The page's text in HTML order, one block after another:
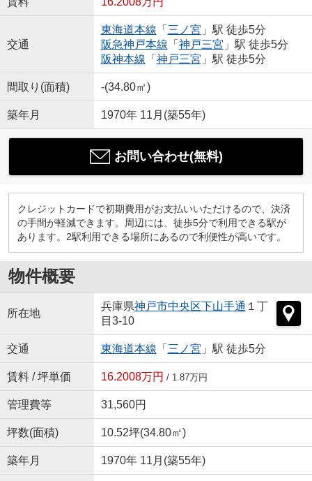
交通
東海道本線 「 三ノ宮 」駅 徒歩5分
阪急神戸本線 「 神戸三宮 」駅 徒歩5分
阪神本線 「 神戸三宮 」駅 徒歩5分
間取り(面積) -(34.80㎡)
築年月 1970年 11月(築55年)
お問い合わせ(無料)
クレジットカードで初期費用がお支払いいただけるので、決済
の手間が軽減できます。周辺には、徒歩5分で利用できる駅が
あります。2駅利用できる場所にあるので利便性が高いです。
物件概要
所在地
兵庫県神戸市中央区下山手通 １丁
目3-10
交通 東海道本線 「 三ノ宮 」駅 徒歩5分
賃料 / 坪単価 16.2008万円 / 1.87万円
管理費等 31,560円
坪数(面積) 10.52坪(34.80㎡)
築年月 1970年 11月(築55年)